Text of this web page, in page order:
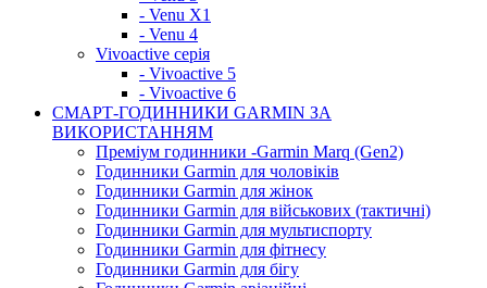
- Venu X1
- Venu 4
Vivoactive серія
- Vivoactive 5
- Vivoactive 6
СМАРТ-ГОДИННИКИ GARMIN ЗА
ВИКОРИСТАННЯМ
Преміум годинники -Garmin Marq (Gen2)
Годинники Garmin для чоловіків
Годинники Garmin для жінок
Годинники Garmin для військових (тактичні)
Годинники Garmin для мультиспорту
Годинники Garmin для фітнесу
Годинники Garmin для бігу